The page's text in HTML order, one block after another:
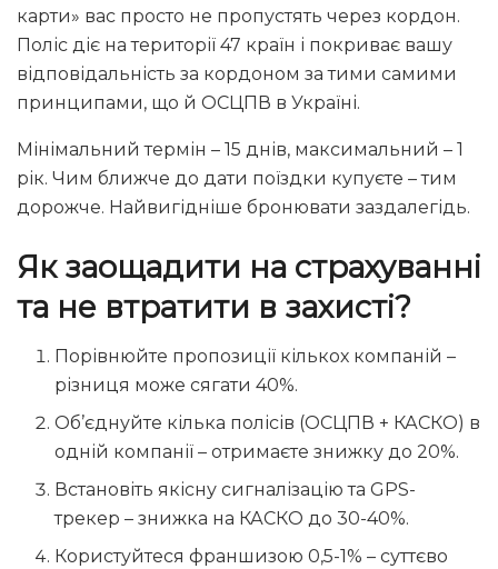
карти» вас просто не пропустять через кордон.
Поліс діє на території 47 країн і покриває вашу
відповідальність за кордоном за тими самими
принципами, що й ОСЦПВ в Україні.
Мінімальний термін – 15 днів, максимальний – 1
рік. Чим ближче до дати поїздки купуєте – тим
дорожче. Найвигідніше бронювати заздалегідь.
Як заощадити на страхуванні
та не втратити в захисті?
Порівнюйте пропозиції кількох компаній –
різниця може сягати 40%.
Об’єднуйте кілька полісів (ОСЦПВ + КАСКО) в
одній компанії – отримаєте знижку до 20%.
Встановіть якісну сигналізацію та GPS-
трекер – знижка на КАСКО до 30-40%.
Користуйтеся франшизою 0,5-1% – суттєво